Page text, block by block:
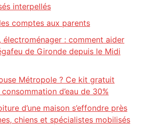
interpellés
comptes aux parents
électroménager : comment aider
de Gironde depuis le Midi
Métropole ? Ce kit gratuit
d’eau de 30%
d’une maison s’effondre près
chiens et spécialistes mobilisés